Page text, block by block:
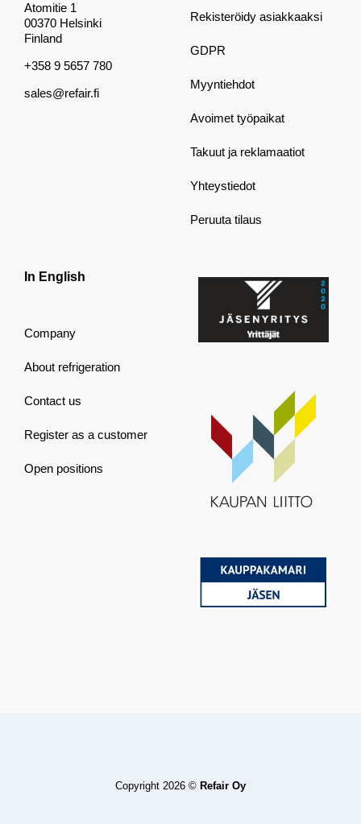
Atomitie 1
00370 Helsinki
Finland
+358 9 5657 780
sales@refair.fi
Rekisteröidy asiakkaaksi
GDPR
Myyntiehdot
Avoimet työpaikat
Takuut ja reklamaatiot
Yhteystiedot
Peruuta tilaus
In English
Company
About refrigeration
Contact us
Register as a customer
Open positions
Copyright 2026 © Refair Oy